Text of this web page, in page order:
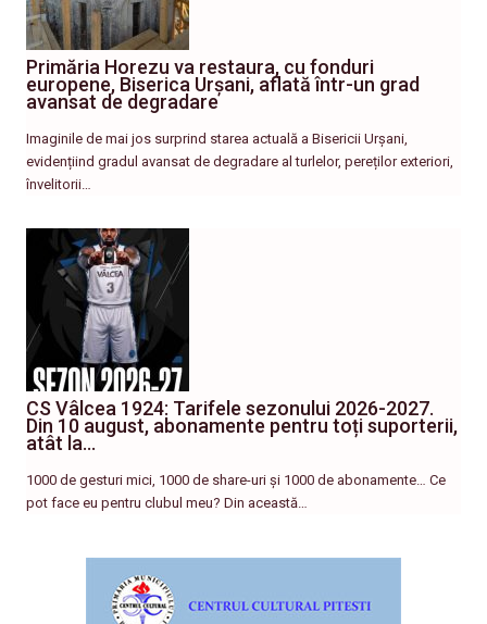
Primăria Horezu va restaura, cu fonduri
europene, Biserica Urșani, aflată într-un grad
avansat de degradare
Imaginile de mai jos surprind starea actuală a Bisericii Urșani,
evidențiind gradul avansat de degradare al turlelor, pereților exteriori,
învelitorii…
CS Vâlcea 1924: Tarifele sezonului 2026-2027.
Din 10 august, abonamente pentru toți suporterii,
atât la…
1000 de gesturi mici, 1000 de share-uri și 1000 de abonamente… Ce
pot face eu pentru clubul meu? Din această…